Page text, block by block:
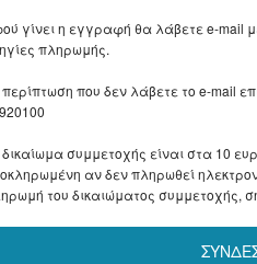
γίνει η εγγραφή θα λάβετε e-mail
πληρωμής.
που δεν λάβετε το e-mail
συμμετοχής είναι στα 10
αν δεν πληρωθεί
του δικαιώματος συμμετοχής,